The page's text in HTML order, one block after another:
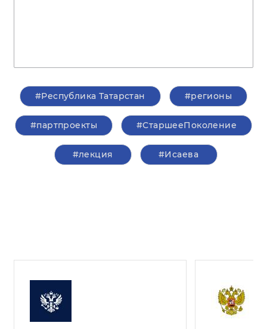
#Республика Татарстан #регионы
#партпроекты #СтаршееПоколение
#лекция #Исаева